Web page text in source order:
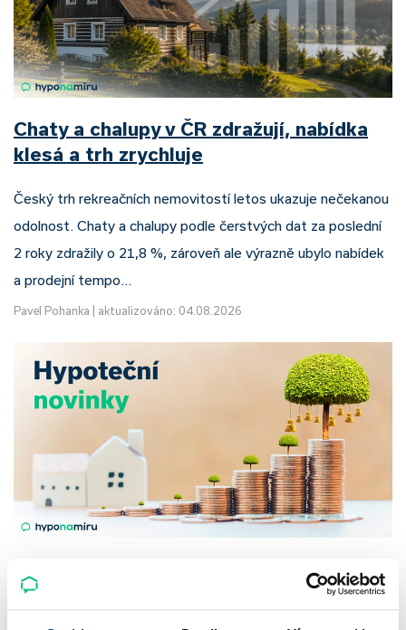
Chaty a chalupy v ČR zdražují, nabídka
klesá a trh zrychluje
Český trh rekreačních nemovitostí letos ukazuje nečekanou
odolnost. Chaty a chalupy podle čerstvých dat za poslední
2 roky zdražily o 21,8 %, zároveň ale výrazně ubylo nabídek
a prodejní tempo…
Pavel Pohanka aktualizováno: 04.08.2026
UniCredit Bank od 27.7.2026 zdražuje
hypotéky, zatímco Raiffeisenbank